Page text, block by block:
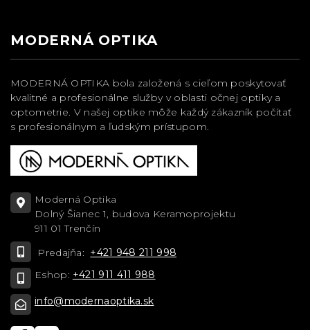
MODERNÁ OPTIKA
MODERNÁ OPTIKA bola založená s cieľom poskytovať
kvalitné a profesionálne služby v oblasti očnej optiky a
optometrie. V našej optike môže každý zákazník počítať
s profesionálnym a ľudským prístupom.
Moderná Optika
Dolný Šianec 1, budova Keramoprojektu
911 01 Trenčín
Predajňa: +421 948 211 998
Eshop: +421 911 411 988
info@modernaoptika.sk